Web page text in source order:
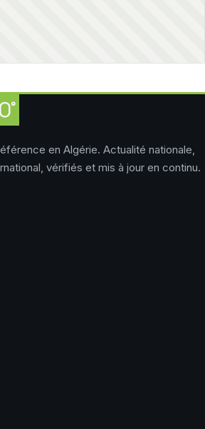
en Algérie. Actualité nationale,
vérifiés et mis à jour en continu.